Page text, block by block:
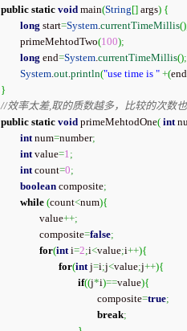
public static void main(String[] args) {
long start=System.currentTimeMillis()
		primeMehtodTwo
(100);
long end=System.currentTimeMillis();
System.out.println("use time is " +(end
}
//效率太差,取的质数越多，比较的次数
public static void primeMehtodOne( int
int num=number;
int value=1;
int count=0;
boolean composite;
while (count<num){
			value
++;
			composite
=false;
for(int i=2;i<value;i++){
for(int j=i;j<value;j++){
if((j*i)==value){
						composite
=true;
break;